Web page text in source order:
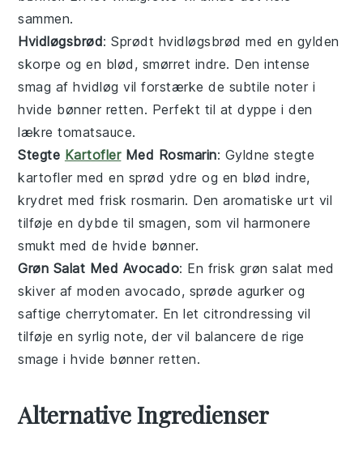
sammen.
Hvidløgsbrød: Sprødt hvidløgsbrød med en gylden
skorpe og en blød, smørret indre. Den intense
smag afhvidløg vil forstærke de subtile noter i
hvide bønner retten. Perfekt til at dyppe i den
lækretomatsauce.
Stegte KartoflerMed Rosmarin: Gyldnestegte
kartofler med en sprød ydre og en blød indre,
krydret med friskrosmarin. Den aromatiske urt vil
tilføje en dybde til smagen, som vil harmonere
smukt med de hvide bønner.
Grøn Salat Med Avocado: En frisk grøn salat med
skiver af modenavocado, sprødeagurker og
saftigecherrytomater. En letcitrondressing vil
tilføje en syrlig note, der vil balancere de rige
smage ihvide bønner retten.
Alternative Ingredienser